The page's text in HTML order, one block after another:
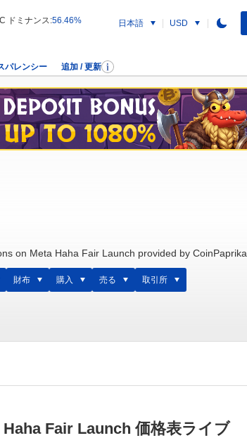
ドミナンス:56.46% 日本語 USD
パレンシー 追加 / 更新
on Meta Haha Fair Launch provided by CoinPaprika
財布 購入 売る 取引所
Haha Fair Launch 価格表ライブ